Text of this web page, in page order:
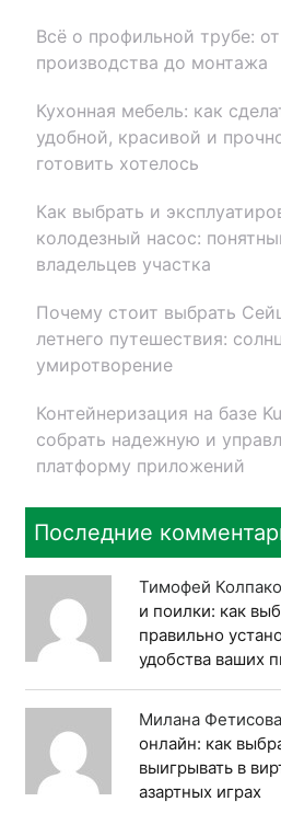
Всё о профильной трубе: от
производства до монтажа
Кухонная мебель: как
удобной, красивой и
готовить хотелось
Как выбрать и
колодезный насос:
владельцев участка
Почему стоит выбрать
летнего путешествия:
умиротворение
Контейнеризация на базе
собрать надежную и
платформу приложений
Последние
Тимофей
и поилки: как
правильно
удобства ваших
Милана Фетисова
онлайн: как
выигрывать в
азартных играх